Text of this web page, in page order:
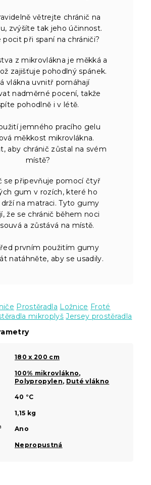
větrejte chránič na
zvýšíte tak jeho účinnost.
pocit při spaní na chrániči?
z mikrovlákna je měkká a
zajišťuje pohodlný spánek.
vlákna uvnitř pomáhají
nadměrné pocení, takže
pohodlně i v létě.
jemného pracího gelu
měkkost mikrovlákna.
aby chránič zůstal na svém
místě?
se připevňuje pomocí čtyř
gum v rozích, které ho
na matraci. Tyto gumy
že se chránič během noci
a zůstává na místě.
prvním použitím gumy
natáhněte, aby se usadily.
Prostěradla Ložnice Froté
mikroplyš Jersey prostěradla
180 x 200 cm
100% mikrovlákno,
Polypropylen, Duté vlákno
40 °C
1,15 kg
Ano
Nepropustná